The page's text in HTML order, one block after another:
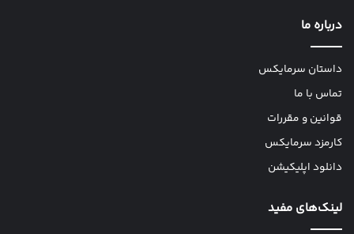
درباره ما
داستان سرمایکس
تماس با ما
قوانین و مقررات
کارمزد سرمایکس
دانلود اپلیکیشن
لینک‌های مفید